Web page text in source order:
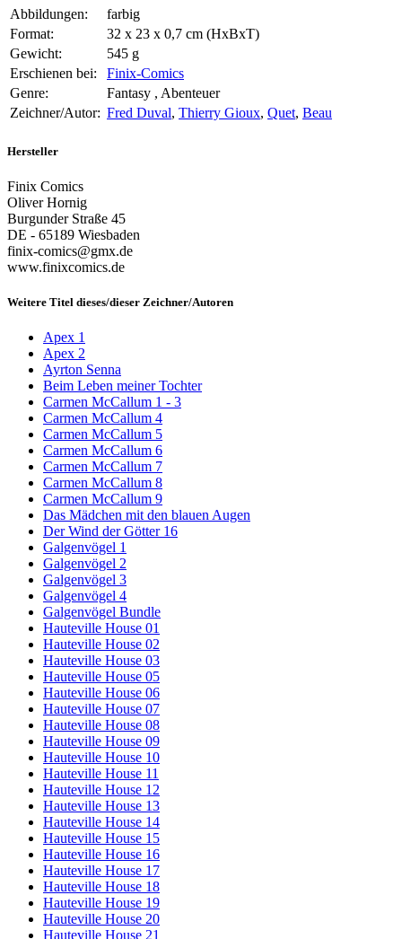
Abbildungen:
farbig
Format:
32 x 23 x 0,7 cm (HxBxT)
Gewicht:
545 g
Erschienen bei:
Finix-Comics
Genre:
Fantasy , Abenteuer
Zeichner/Autor: Fred Duval, Thierry Gioux, Quet, Beau
Hersteller
Finix Comics
Oliver Hornig
Burgunder Straße 45
DE - 65189 Wiesbaden
finix-comics@gmx.de
www.finixcomics.de
Weitere Titel dieses/dieser Zeichner/Autoren
Apex 1
Apex 2
Ayrton Senna
Beim Leben meiner Tochter
Carmen McCallum 1 - 3
Carmen McCallum 4
Carmen McCallum 5
Carmen McCallum 6
Carmen McCallum 7
Carmen McCallum 8
Carmen McCallum 9
Das Mädchen mit den blauen Augen
Der Wind der Götter 16
Galgenvögel 1
Galgenvögel 2
Galgenvögel 3
Galgenvögel 4
Galgenvögel Bundle
Hauteville House 01
Hauteville House 02
Hauteville House 03
Hauteville House 05
Hauteville House 06
Hauteville House 07
Hauteville House 08
Hauteville House 09
Hauteville House 10
Hauteville House 11
Hauteville House 12
Hauteville House 13
Hauteville House 14
Hauteville House 15
Hauteville House 16
Hauteville House 17
Hauteville House 18
Hauteville House 19
Hauteville House 20
Hauteville House 21